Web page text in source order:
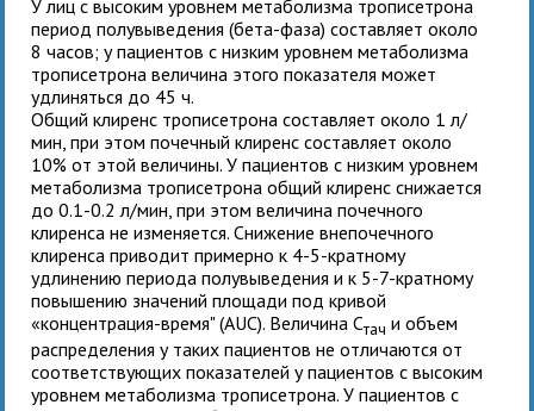
У лиц с высоким уровнем метаболизма трописетрона
период полувыведения (бета-фаза) составляет около
8 часов; у пациентов с низким уровнем метаболизма
трописетрона величина этого показателя может
удлиняться до 45 ч.
Общий клиренс трописетрона составляет около 1 л/
мин, при этом почечный клиренс составляет около
10% от этой величины. У пациентов с низким уровнем
метаболизма трописетрона общий клиренс снижается
до 0.1-0.2 л/мин, при этом величина почечного
клиренса не изменяется. Снижение внепочечного
клиренса приводит примерно к 4-5-кратному
удлинению периода полувыведения и к 5-7-кратному
повышению значений площади под кривой
«концентрация-время" (AUC). Величина Стач и объем
распределения у таких пациентов не отличаются от
соответствующих показателей у пациентов с высоким
уровнем метаболизма трописетрона. У пациентов с